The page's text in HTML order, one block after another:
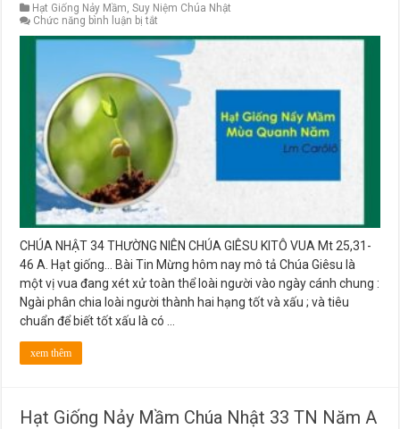
Hạt Giống Nảy Mầm,Suy Niệm Chúa Nhật
Chức năng bình luận bị tắt
Giống
Nảy
Mầm
Chúa
Nhật
34
TN
Năm
CHÚA NHẬT 34 THƯỜNG NIÊN CHÚA GIÊSU KITÔ VUA Mt 25,31-
46 A. Hạt giống… Bài Tin Mừng hôm nay mô tả Chúa Giêsu là
một vị vua đang xét xử toàn thể loài người vào ngày cánh chung :
Ngài phân chia loài người thành hai hạng tốt và xấu ; và tiêu
chuẩn để biết tốt xấu là có …
xem thêm
Hạt Giống Nảy Mầm Chúa Nhật 33 TN Năm A